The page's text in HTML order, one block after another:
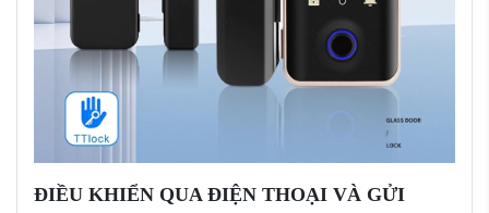
ĐIỀU KHIỂN QUA ĐIỆN THOẠI VÀ GỬI